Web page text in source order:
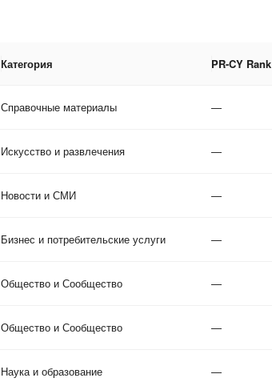
Категория PR-CY Rank
Справочные материалы —
Искусство и развлечения —
Новости и СМИ —
Бизнес и потребительские услуги —
Общество и Сообщество —
Общество и Сообщество —
Наука и образование —